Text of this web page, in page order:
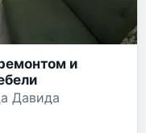
и
Давида